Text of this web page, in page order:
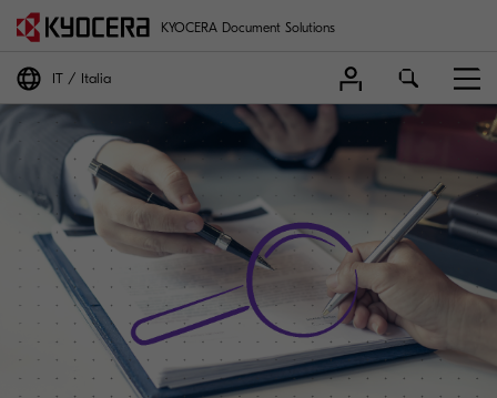
KYOCERA Document Solutions
IT Italia